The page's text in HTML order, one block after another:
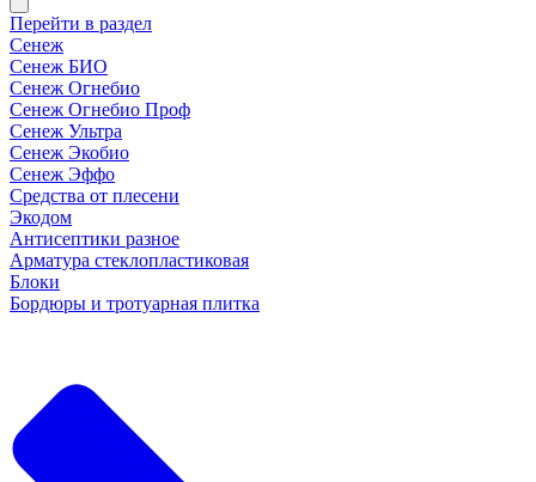
Перейти в раздел
Сенеж
Сенеж БИО
Сенеж Огнебио
Сенеж Огнебио Проф
Сенеж Ультра
Сенеж Экобио
Сенеж Эффо
Средства от плесени
Экодом
Антисептики разное
Арматура стеклопластиковая
Блоки
Бордюры и тротуарная плитка